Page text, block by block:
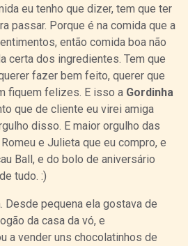
eu tenho que dizer, tem que ter
passar. Porque é na comida que a
então comida boa não
certa dos ingredientes. Tem que
fazer bem feito, querer que
fiquem felizes. E isso a Gordinha
que de cliente eu virei amiga
disso. E maior orgulho das
e Julieta que eu compro, e
Ball, e do bolo de aniversário
tudo. :)
Desde pequena ela gostava de
da casa da vó, e
a vender uns chocolatinhos de